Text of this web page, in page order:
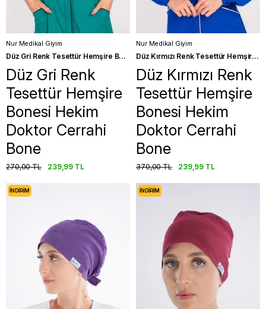
Nur Medikal Giyim
Düz Gri Renk Tesettür Hemşire Bonesi Hekim Doktor Cerrahi Bone
Düz Gri Renk
Tesettür Hemşire
Bonesi Hekim
Doktor Cerrahi
Bone
239,99 TL
270,00 TL
Nur Medikal Giyim
Düz Kırmızı Renk Tesettür Hemşire Bonesi Hekim Doktor Cerrahi Bone
Düz Kırmızı Renk
Tesettür Hemşire
Bonesi Hekim
Doktor Cerrahi
Bone
239,99 TL
370,00 TL
İNDIRIM İNDIRIM